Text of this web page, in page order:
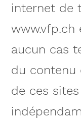
internet de
www.vfp.ch
aucun cas
du
de ces